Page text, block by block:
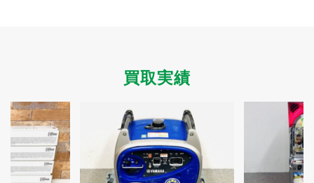
新着情報
プライバシーポリシー
規約・同意書
本人確認書類アップロード
梱包
ガイド
法人の
お客様へ
買取実績